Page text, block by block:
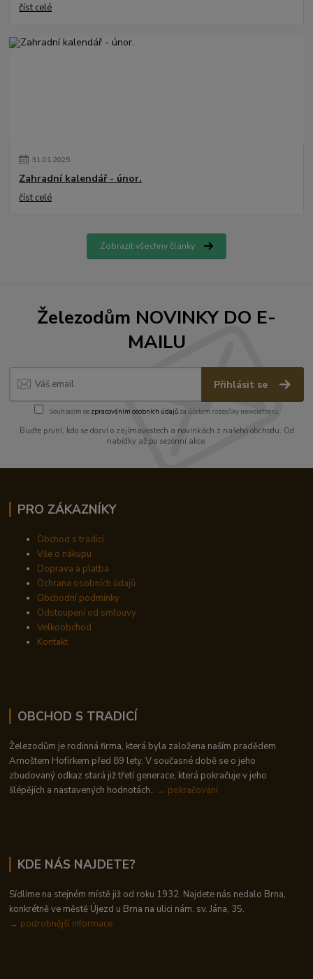
číst celé
31.01.2025
Zahradní kalendář - únor.
číst celé
Zobrazit všechny články
Železodům NOVINKY DO E-
MAILU
Přihlásit se
Souhlasím se zpracováním osobních údajůza účelem rozesílky newsletteru.
Buďte první, kdo se dozví o zajímavostech a novinkách z našeho obchodu. Od
nabídky až po sezónní akce.
PRO ZÁKAZNÍKY
Obchod s tradicí
Vše o nákupu
Doprava a platba
Ochrana osobních údajů
Obchodní podmínky
Odstoupení od smlouvy
Velkoobchod
Kontakt
OBCHOD S TRADICÍ
Železodům je rodinná firma, která byla založena naším pradědem
Arnoštem Hofírkem před 89 lety. V současné době se o jeho
zbudovaný odkaz stará již třetí generace, která pokračuje v jeho
šlépějích a nastavených hodnotách.. → pokračování
KDE NÁS NAJDETE?
Sídlíme na stejném místě již od roku 1932. Najdete nás nedalo Brna,
konkrétně ve městě Újezd u Brna na ulici nám. sv. Jána, 35.
→ podrobnější informace